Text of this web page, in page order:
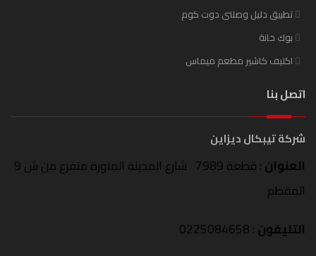
تطبيق دليل وصلنى دوت كوم
بوك خانة
اكتيف كاشير مطعم ميماس
اتصل بنا
شركة تيبكال ديزاين
العنوان
: قطعة 7989 شارع المدينة المنورة متفرع من ش 9
المقطم
التليفون: 0225084658